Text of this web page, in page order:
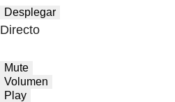
Desplegar
Directo
Mute
Volumen
Play